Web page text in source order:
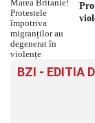
BZI - EDITIA